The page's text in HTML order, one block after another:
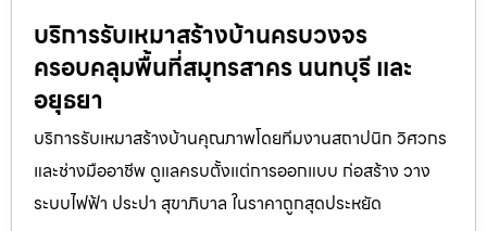
บริการรับเหมาสร้างบ้านครบวงจร
ครอบคลุมพื้นที่สมุทรสาคร นนทบุรี และ
อยุธยา
บริการรับเหมาสร้างบ้านคุณภาพโดยทีมงานสถาปนิก วิศวกร
และช่างมืออาชีพ ดูแลครบตั้งแต่การออกแบบ ก่อสร้าง วาง
ระบบไฟฟ้า ประปา สุขาภิบาล ในราคาถูกสุดประหยัด